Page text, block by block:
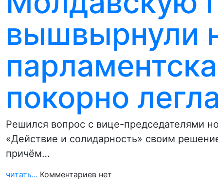
вышвырнули
покорно
Решился вопрос с вице-председателями
«Действие и солидарность» своим
причём…
читать... Комментариев нет